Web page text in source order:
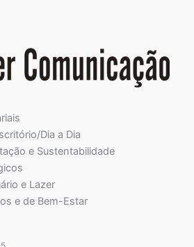
Dia a Dia
e Sustentabilidade
e Lazer
e de Bem-Estar